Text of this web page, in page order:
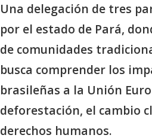
Una delegación de tres
por el estado de Pará,
de comunidades
busca comprender los
brasileñas a la Unión
deforestación, el cambio
derechos humanos.